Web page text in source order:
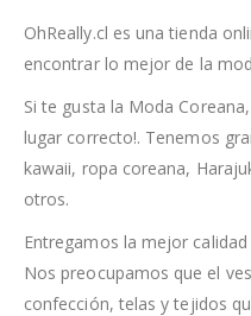
OhReally.cl es una tienda
encontrar lo mejor de la
Si te gusta la Moda
lugar correcto!. Tenemos
kawaii, ropa coreana,
otros.
Entregamos la mejor
Nos preocupamos que el
confección, telas y tejidos